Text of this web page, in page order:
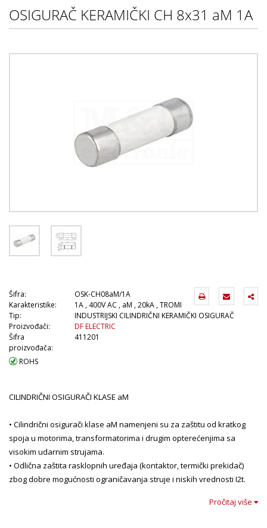
OSIGURAČ KERAMIČKI CH 8x31 aM 1A
Šifra:
OSK-CH08aM/1A
Karakteristike:
1A , 400V AC , aM , 20kA , TROMI
Tip:
INDUSTRIJSKI CILINDRIČNI KERAMIČKI OSIGURAČ
Proizvođači:
DF ELECTRIC
Šifra
proizvođača:
411201
ROHS
CILINDRIČNI OSIGURAČI KLASE aM
• Cilindrični osigurači klase aM namenjeni su za zaštitu od kratkog
spoja u motorima, transformatorima i drugim opterećenjima sa
visokim udarnim strujama.
• Odlična zaštita rasklopnih uređaja (kontaktor, termički prekidač)
zbog dobre mogućnosti ograničavanja struje i niskih vrednosti I2t.
Pročitaj više